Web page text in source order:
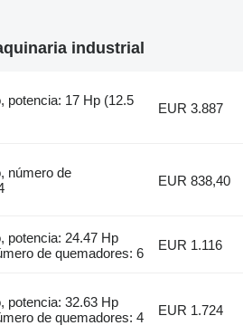
industrial
potencia: 17 Hp (12.5
EUR 3.887
número de
EUR 838,40
potencia: 24.47 Hp
de quemadores: 6
EUR 1.116
potencia: 32.63 Hp
de quemadores: 4
EUR 1.724